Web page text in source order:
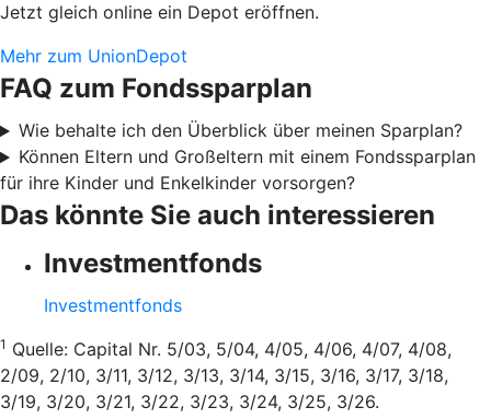
Jetzt gleich online ein Depot eröffnen.
Mehr zum UnionDepot
FAQ zum Fondssparplan
Wie behalte ich den Überblick über meinen Sparplan?
Können Eltern und Großeltern mit einem Fondssparplan
für ihre Kinder und Enkelkinder vorsorgen?
Das könnte Sie auch interessieren
Investmentfonds
Investmentfonds
1 Quelle: Capital Nr. 5/03, 5/04, 4/05, 4/06, 4/07, 4/08,
2/09, 2/10, 3/11, 3/12, 3/13, 3/14, 3/15, 3/16, 3/17, 3/18,
3/19, 3/20, 3/21, 3/22, 3/23, 3/24, 3/25, 3/26.